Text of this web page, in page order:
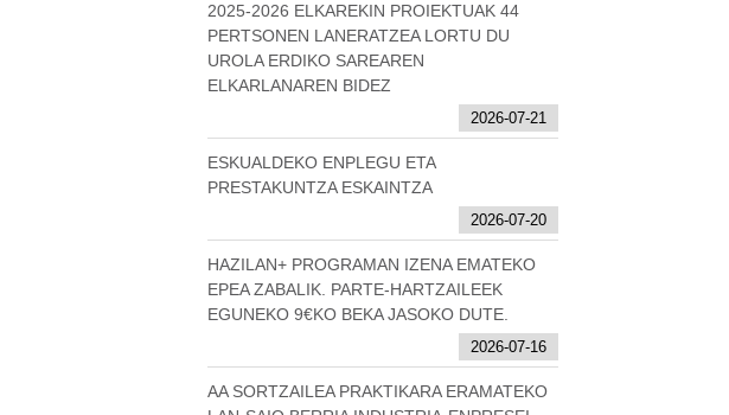
2025-2026 ELKAREKIN PROIEKTUAK 44
PERTSONEN LANERATZEA LORTU DU
UROLA ERDIKO SAREAREN
ELKARLANAREN BIDEZ
2026-07-21
ESKUALDEKO ENPLEGU ETA
PRESTAKUNTZA ESKAINTZA
2026-07-20
HAZILAN+ PROGRAMAN IZENA EMATEKO
EPEA ZABALIK. PARTE-HARTZAILEEK
EGUNEKO 9€KO BEKA JASOKO DUTE.
2026-07-16
AA SORTZAILEA PRAKTIKARA ERAMATEKO